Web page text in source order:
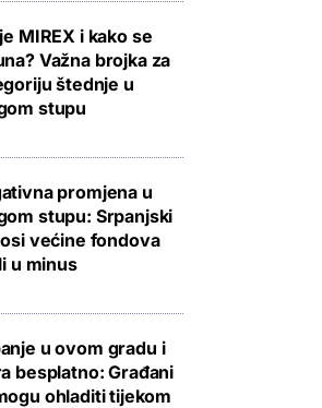
MIREX i kako se
Važna brojka za
štednje u
stupu
promjena u
stupu: Srpanjski
većine fondova
u minus
u ovom gradu i
besplatno: Građani
ohladiti tijekom